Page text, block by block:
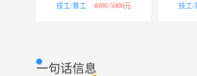
技工/普工 4000-5000元 技工/
一句话信息